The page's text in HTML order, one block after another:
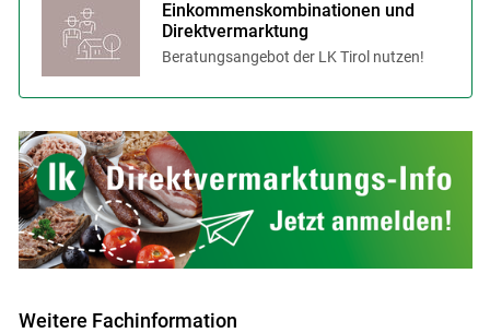
Einkommenskombinationen und
Direktvermarktung
Beratungsangebot der LK Tirol nutzen!
Weitere Fachinformation